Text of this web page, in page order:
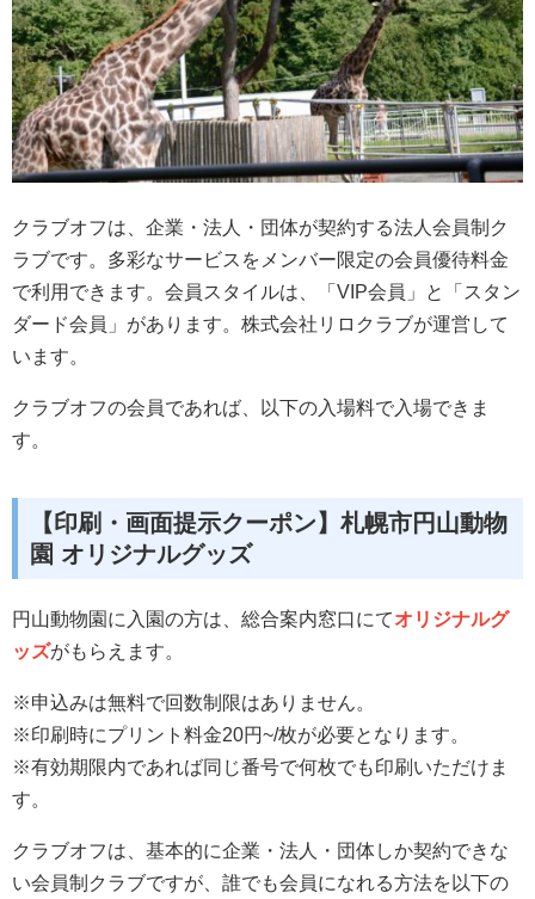
クラブオフは、企業・法人・団体が契約する法人会員制ク
ラブです。多彩なサービスをメンバー限定の会員優待料金
で利用できます。会員スタイルは、「VIP会員」と「スタン
ダード会員」があります。株式会社リロクラブが運営して
います。
クラブオフの会員であれば、以下の入場料で入場できま
す。
【印刷・画面提示クーポン】札幌市円山動物
園 オリジナルグッズ
円山動物園に入園の方は、総合案内窓口にてオリジナルグ
ッズがもらえます。
※申込みは無料で回数制限はありません。
※印刷時にプリント料金20円~/枚が必要となります。
※有効期限内であれば同じ番号で何枚でも印刷いただけま
す。
クラブオフは、基本的に企業・法人・団体しか契約できな
い会員制クラブですが、誰でも会員になれる方法を以下の